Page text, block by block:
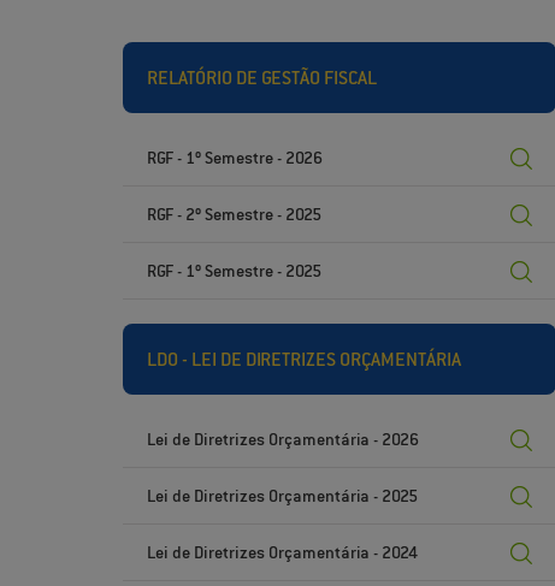
RELATÓRIO DE GESTÃO FISCAL
RGF - 1º Semestre - 2026
RGF - 2º Semestre - 2025
RGF - 1º Semestre - 2025
LDO - LEI DE DIRETRIZES ORÇAMENTÁRIA
Lei de Diretrizes Orçamentária - 2026
Lei de Diretrizes Orçamentária - 2025
Lei de Diretrizes Orçamentária - 2024